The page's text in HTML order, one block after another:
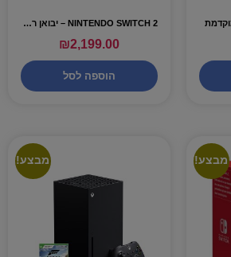
NINTENDO SWITCH 2 – יבואן רשמי
₪2,199.00
הוספה לסל
מבצע! מבצע!